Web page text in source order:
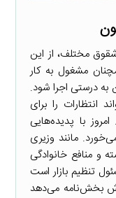
شقوق مختلف، از این
مشغول به کار
به درستی اجرا شود.
انتظارات را برای
با پدیده‌هایی
مانند وزیری
منافع خانوادگی
تنظیم بازار است
بخش‌نامه می‌دهد